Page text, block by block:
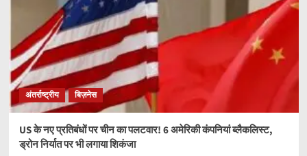
अंतर्राष्ट्रीय बिज़नेस
US के नए प्रतिबंधों पर चीन का पलटवार! 6 अमेरिकी कंपनियां ब्लैकलिस्ट,
ड्रोन निर्यात पर भी लगाया शिकंजा